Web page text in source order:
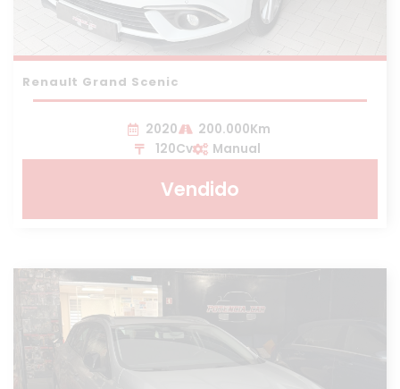
Renault Grand Scenic
2020
200.000Km
120Cv
Manual
Vendido